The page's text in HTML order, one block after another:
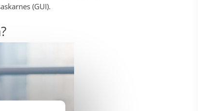
(GUI).